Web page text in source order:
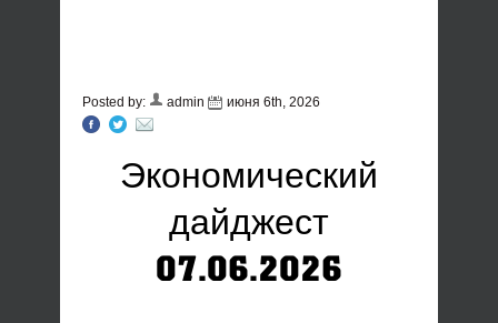
Posted by: admin июня 6th, 2026
Экономический
дайджест
07.06.2026